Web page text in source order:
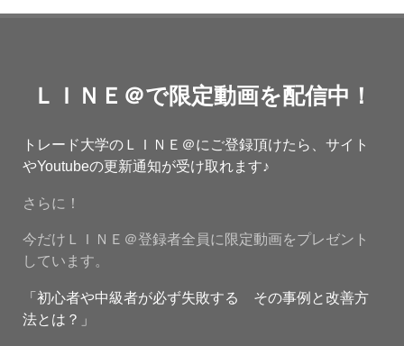
ＬＩＮＥ＠で限定動画を配信中！
トレード大学のＬＩＮＥ＠にご登録頂けたら、サイト
やYoutubeの更新通知が受け取れます♪
さらに！
今だけＬＩＮＥ＠登録者全員に限定動画をプレゼント
しています。
「初心者や中級者が必ず失敗する その事例と改善方
法とは？」